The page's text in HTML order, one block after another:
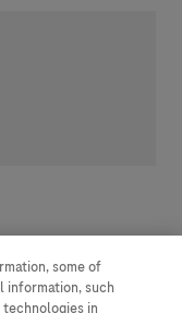
分享
子邮件分享
some of
information, such
in